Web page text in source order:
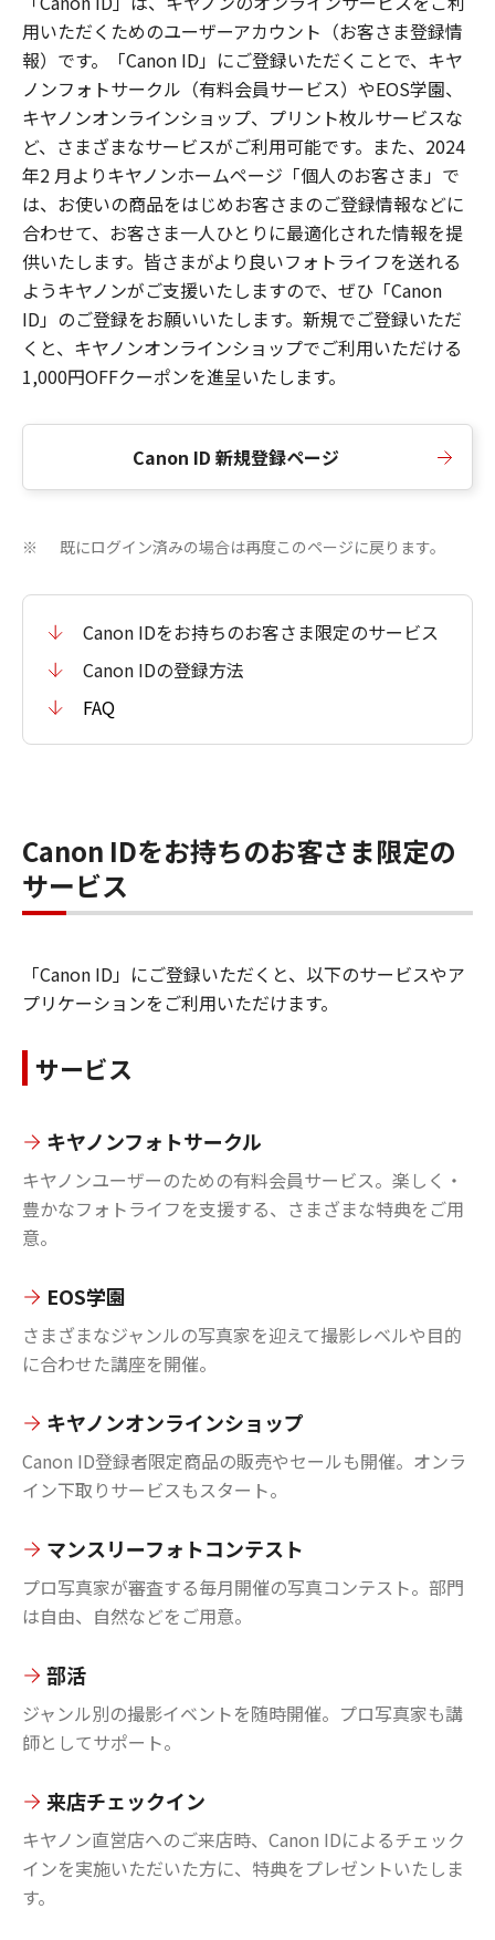
用いただくためのユーザーアカウント（お客さま登録情
報）です。「Canon ID」にご登録いただくことで、キヤ
ノンフォトサークル（有料会員サービス）やEOS学園、
キヤノンオンラインショップ、プリント枚ルサービスな
ど、さまざまなサービスがご利用可能です。また、2024
年2 月よりキヤノンホームページ「個人のお客さま」で
は、お使いの商品をはじめお客さまのご登録情報などに
合わせて、お客さま一人ひとりに最適化された情報を提
供いたします。皆さまがより良いフォトライフを送れる
ようキヤノンがご支援いたしますので、ぜひ「Canon
ID」のご登録をお願いいたします。新規でご登録いただ
くと、キヤノンオンラインショップでご利用いただける
1,000円OFFクーポンを進呈いたします。
Canon ID 新規登録ページ
※ 既にログイン済みの場合は再度このページに戻ります。
Canon IDをお持ちのお客さま限定のサービス
Canon IDの登録方法
FAQ
Canon IDをお持ちのお客さま限定の
サービス
「Canon ID」にご登録いただくと、以下のサービスやア
プリケーションをご利用いただけます。
サービス
キヤノンフォトサークル
キヤノンユーザーのための有料会員サービス。楽しく・
豊かなフォトライフを支援する、さまざまな特典をご用
意。
EOS学園
さまざまなジャンルの写真家を迎えて撮影レベルや目的
に合わせた講座を開催。
キヤノンオンラインショップ
Canon ID登録者限定商品の販売やセールも開催。オンラ
イン下取りサービスもスタート。
マンスリーフォトコンテスト
プロ写真家が審査する毎月開催の写真コンテスト。部門
は自由、自然などをご用意。
部活
ジャンル別の撮影イベントを随時開催。プロ写真家も講
師としてサポート。
来店チェックイン
キヤノン直営店へのご来店時、Canon IDによるチェック
インを実施いただいた方に、特典をプレゼントいたしま
す。